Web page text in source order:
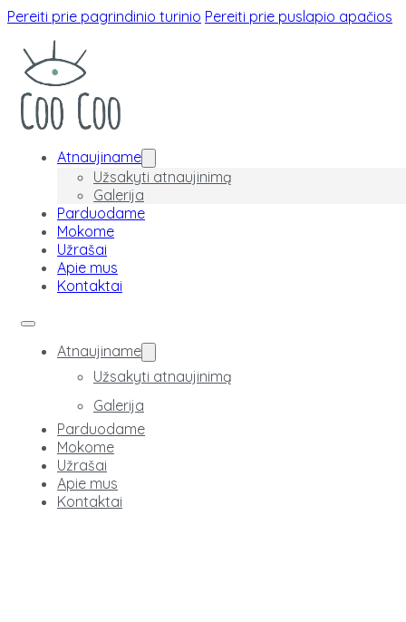
Pereiti prie pagrindinio turinio Pereiti prie puslapio apačios
Atnaujiname
Užsakyti atnaujinimą
Galerija
Parduodame
Mokome
Užrašai
Apie mus
Kontaktai
Atnaujiname
Užsakyti atnaujinimą
Galerija
Parduodame
Mokome
Užrašai
Apie mus
Kontaktai